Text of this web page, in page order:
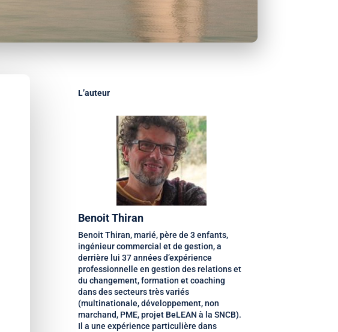
L’auteur
Benoit Thiran
Benoit Thiran, marié, père de 3 enfants,
ingénieur commercial et de gestion, a
derrière lui 37 années d’expérience
professionnelle en gestion des relations et
du changement, formation et coaching
dans des secteurs très variés
(multinationale, développement, non
marchand, PME, projet BeLEAN à la SNCB).
Il a une expérience particulière dans